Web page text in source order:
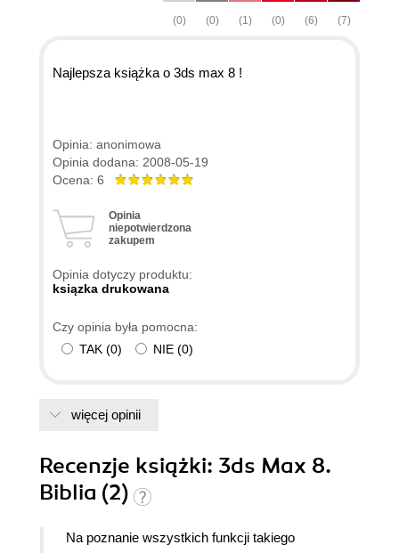
(7)
(6)
(0)
(1)
(0)
(0)
Najlepsza książka o 3ds max 8 !
Opinia: anonimowa
Opinia dodana: 2008-05-19
Ocena: 6
Opinia
niepotwierdzona
zakupem
Opinia dotyczy produktu:
ksiązka drukowana
Czy opinia była pomocna:
TAK (0) NIE (0)
więcej opinii
Recenzje książki: 3ds Max 8.
Biblia (2)
Na poznanie wszystkich funkcji takiego